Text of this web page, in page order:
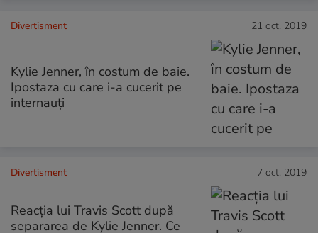
Divertisment 21 oct. 2019
Kylie Jenner, în costum de baie.
Ipostaza cu care i-a cucerit pe
internauți
Divertisment 7 oct. 2019
Reacția lui Travis Scott după
separarea de Kylie Jenner. Ce